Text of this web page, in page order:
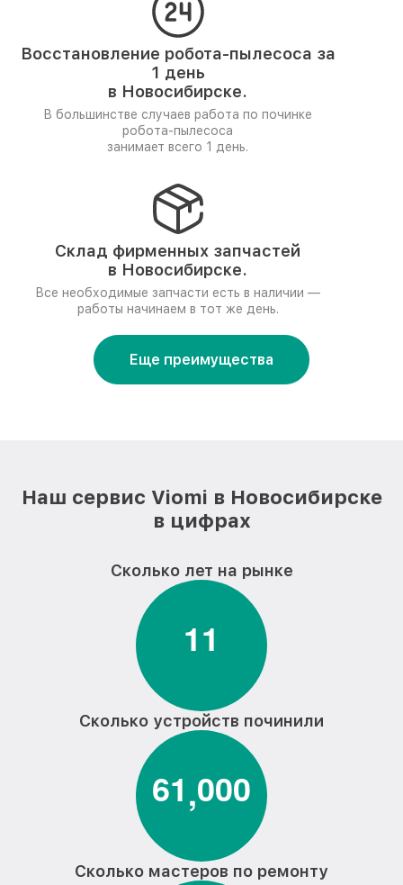
Восстановление робота-пылесоса за
1 день
в Новосибирске.
В большинстве случаев работа по починке
робота-пылесоса
занимает всего 1 день.
Склад фирменных запчастей
в Новосибирске.
Все необходимые запчасти есть в наличии —
работы начинаем в тот же день.
Еще преимущества
Наш сервис Viomi в Новосибирске
в цифрах
Сколько лет на рынке
11
Сколько устройств починили
61,000
Сколько мастеров по ремонту